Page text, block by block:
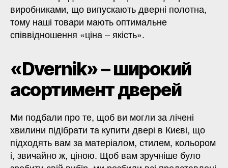
виробниками, що випускають дверні полотна,
тому наші товари мають оптимальне
співвідношення «ціна – якість».
«Dvernik» – широкий
асортимент дверей
Ми подбали про те, щоб ви могли за лічені
хвилини підібрати та купити двері в Києві, що
підходять вам за матеріалом, стилем, кольором
і, звичайно ж, ціною. Щоб вам зручніше було